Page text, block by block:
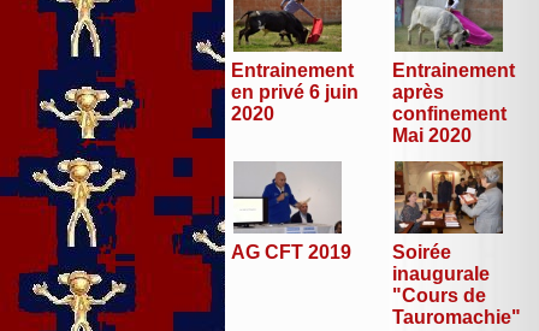
Entrainement
en privé 6 juin
2020
Entrainement
après
confinement
Mai 2020
AG CFT 2019
Soirée
inaugurale
"Cours de
Tauromachie"